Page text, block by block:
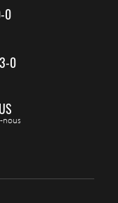
0
0
nous